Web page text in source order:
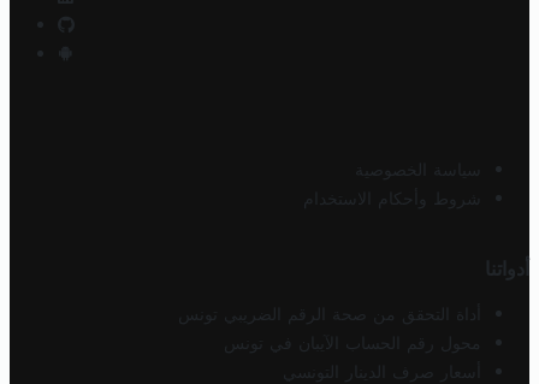
سياسة الخصوصية
شروط وأحكام الاستخدام
أدواتنا
أداة التحقق من صحة الرقم الضريبي تونس
محول رقم الحساب الآيبان في تونس
أسعار صرف الدينار التونسي